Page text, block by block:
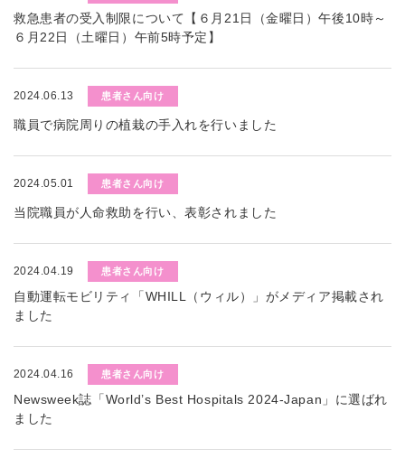
救急患者の受入制限について【６月21日（金曜日）午後10時～
６月22日（土曜日）午前5時予定】
2024.06.13 患者さん向け
職員で病院周りの植栽の手入れを行いました
2024.05.01 患者さん向け
当院職員が人命救助を行い、表彰されました
2024.04.19 患者さん向け
自動運転モビリティ「WHILL（ウィル）」がメディア掲載され
ました
2024.04.16 患者さん向け
Newsweek誌「World’s Best Hospitals 2024-Japan」に選ばれ
ました